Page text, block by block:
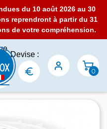
du 10 août 2026 au 30
reprendront à partir du 31
de votre compréhension.
Devise :
0